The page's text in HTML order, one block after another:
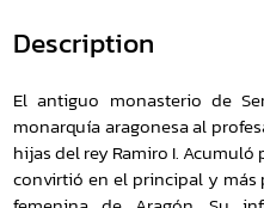
Description
El antiguo monasterio de
monarquía aragonesa al
hijas del rey Ramiro I.
convirtió en el principal y